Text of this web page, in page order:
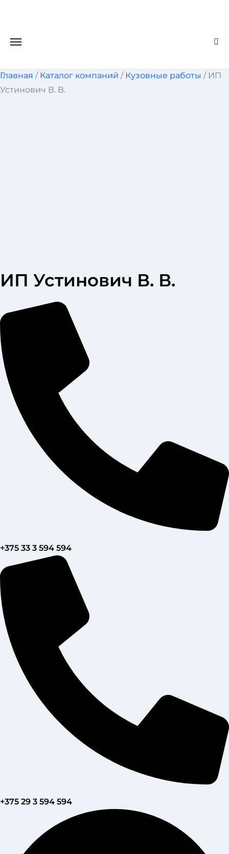
Главная / Каталог компаний / Кузовные работы / ИП
Устинович В. В.
ИП Устинович В. В.
+375 33 3 594 594
+375 29 3 594 594